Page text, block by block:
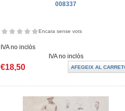
008337
Encara sense vots
IVA no inclòs
IVA no inclòs
€18,50